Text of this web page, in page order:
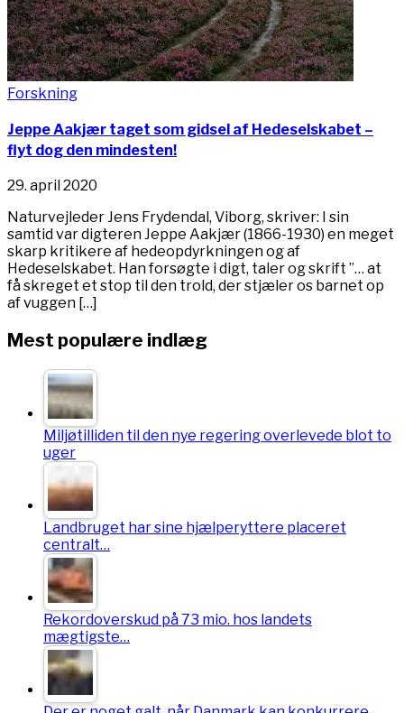
Forskning
Jeppe Aakjær taget som gidsel af Hedeselskabet –
flyt dog den mindesten!
29. april 2020
Naturvejleder Jens Frydendal, Viborg, skriver: I sin
samtid var digteren Jeppe Aakjær (1866-1930) en meget
skarp kritikere af hedeopdyrkningen og af
Hedeselskabet. Han forsøgte i digt, taler og skrift ”… at
få skreget et stop til den trold, der stjæler os barnet op
af vuggen […]
Mest populære indlæg
Miljøtilliden til den nye regering overlevede blot to
uger
Landbruget har sine hjælperyttere placeret
centralt…
Rekordoverskud på 73 mio. hos landets
mægtigste…